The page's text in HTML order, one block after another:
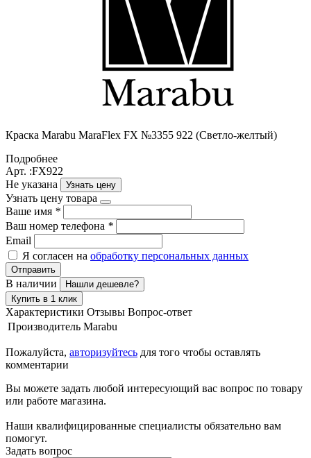
Краска Маrabu MaraFlex FX №3355 922 (Светло-желтый)
Подробнее
Арт. :FX922
Не указана
Узнать цену
Узнать цену товара
Ваше имя *
Ваш номер телефона *
Email
Я согласен на обработку персональных данных
Отправить
В наличии
Нашли дешевле?
Купить в 1 клик
Характеристики Отзывы Вопрос-ответ
Производитель Marabu
Пожалуйста, авторизуйтесь для того чтобы оставлять
комментарии
Вы можете задать любой интересующий вас вопрос по товару
или работе магазина.
Наши квалифицированные специалисты обязательно вам
помогут.
Задать вопрос